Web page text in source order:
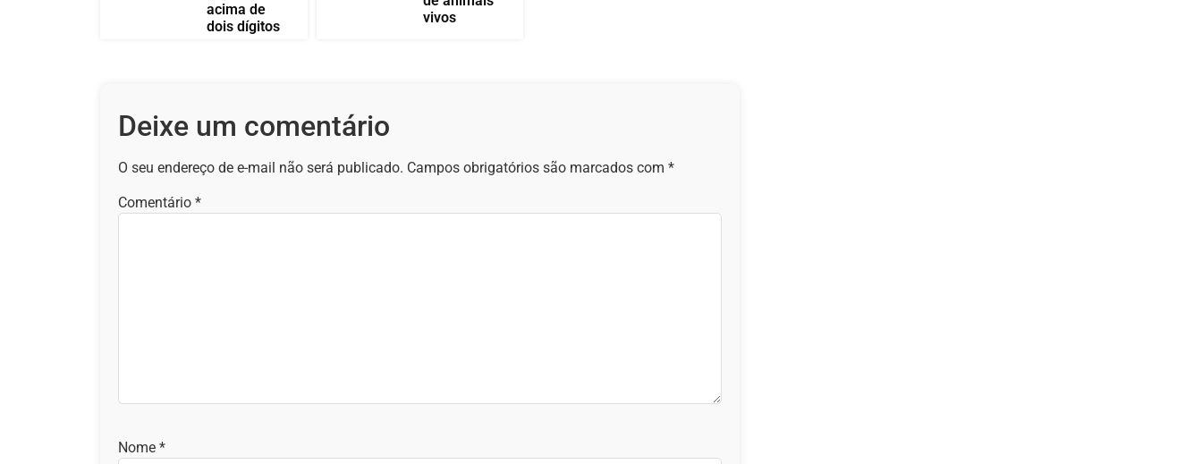
acima de
dois dígitos
vivos
Deixe um comentário
O seu endereço de e-mail não será publicado. Campos obrigatórios são marcados com *
Comentário *
Nome *